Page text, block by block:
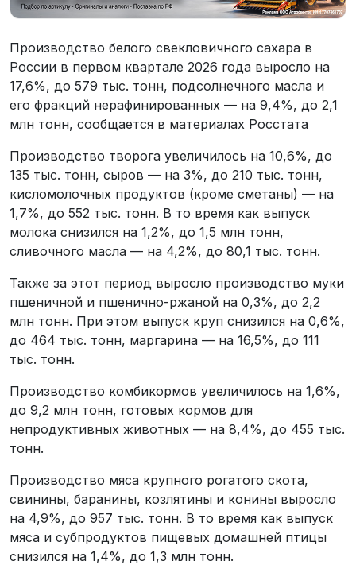
Производство белого свекловичного сахара в
России в первом квартале 2026 года выросло на
17,6%, до 579 тыс. тонн, подсолнечного масла и
его фракций нерафинированных — на 9,4%, до 2,1
млн тонн, сообщается в материалах Росстата
Производство творога увеличилось на 10,6%, до
135 тыс. тонн, сыров — на 3%, до 210 тыс. тонн,
кисломолочных продуктов (кроме сметаны) — на
1,7%, до 552 тыс. тонн. В то время как выпуск
молока снизился на 1,2%, до 1,5 млн тонн,
сливочного масла — на 4,2%, до 80,1 тыс. тонн.
Также за этот период выросло производство муки
пшеничной и пшенично-ржаной на 0,3%, до 2,2
млн тонн. При этом выпуск круп снизился на 0,6%,
до 464 тыс. тонн, маргарина — на 16,5%, до 111
тыс. тонн.
Производство комбикормов увеличилось на 1,6%,
до 9,2 млн тонн, готовых кормов для
непродуктивных животных — на 8,4%, до 455 тыс.
тонн.
Производство мяса крупного рогатого скота,
свинины, баранины, козлятины и конины выросло
на 4,9%, до 957 тыс. тонн. В то время как выпуск
мяса и субпродуктов пищевых домашней птицы
снизился на 1,4%, до 1,3 млн тонн.